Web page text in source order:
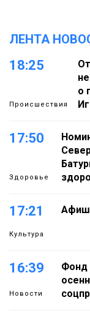
ЛЕНТА
18:25
Происшествия
о
17:50
Здоровье
17:21
Культура
16:39
Новости
Фонд